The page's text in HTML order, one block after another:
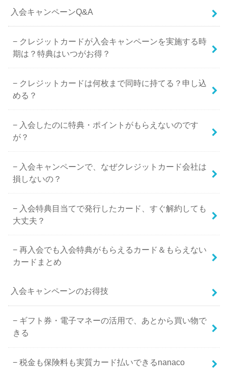
入会キャンペーンQ&A
クレジットカードが入会キャンペーンを実施する時
期は？特典はいつがお得？
クレジットカードは何枚まで同時に持てる？申し込
める？
入会したのに特典・ポイントがもらえないのです
が？
入会キャンペーンで、なぜクレジットカード会社は
損しないの？
入会特典目当てで発行したカード、すぐ解約しても
大丈夫？
再入会でも入会特典がもらえるカード＆もらえない
カードまとめ
入会キャンペーンのお得技
ギフト券・電子マネーの活用で、あとから買い物で
きる
税金も保険料も実質カード払いできるnanaco